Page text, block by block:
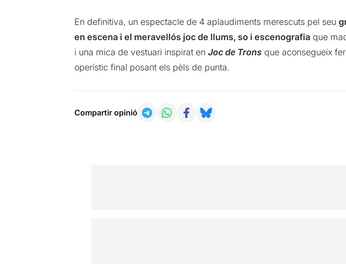
En definitiva, un espectacle de 4 aplaudiments merescuts pel seu
en escena i el meravellós joc de llums, so i escenografia que
i una mica de vestuari inspirat en Joc de Trons que aconsegueix
operístic final posant els pèls de punta.
Compartir opinió